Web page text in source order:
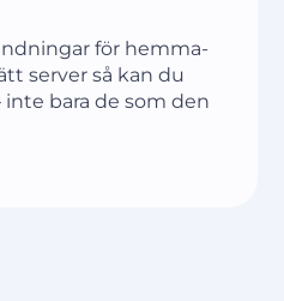
för hemma-
server så kan du
bara de som den